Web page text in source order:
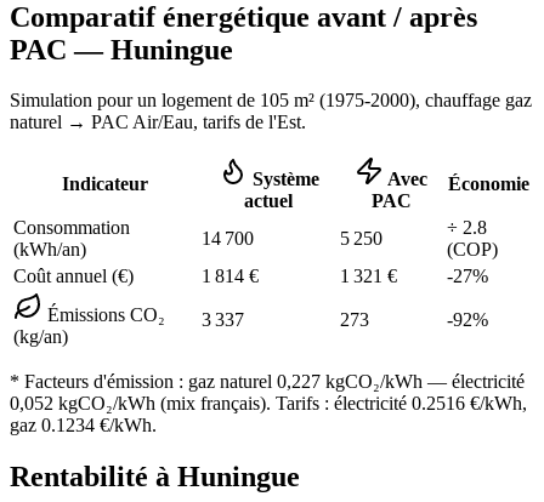
Comparatif énergétique avant / après
PAC —Huningue
Simulation pour un logement de 105 m² (1975-2000), chauffage gaz
naturel → PAC Air/Eau, tarifs de l'Est.
Indicateur
Système
actuel
Avec
PAC
Économie
Consommation
(kWh/an)
14 700 5 250
÷ 2.8
(COP)
Coût annuel (€)
1 814 € 1 321 € -27%
Émissions CO₂
(kg/an)
3 337 273 -92%
* Facteurs d'émission : gaz naturel 0,227 kgCO₂/kWh — électricité
0,052 kgCO₂/kWh (mix français). Tarifs : électricité 0.2516 €/kWh,
gaz 0.1234 €/kWh.
Rentabilité à Huningue